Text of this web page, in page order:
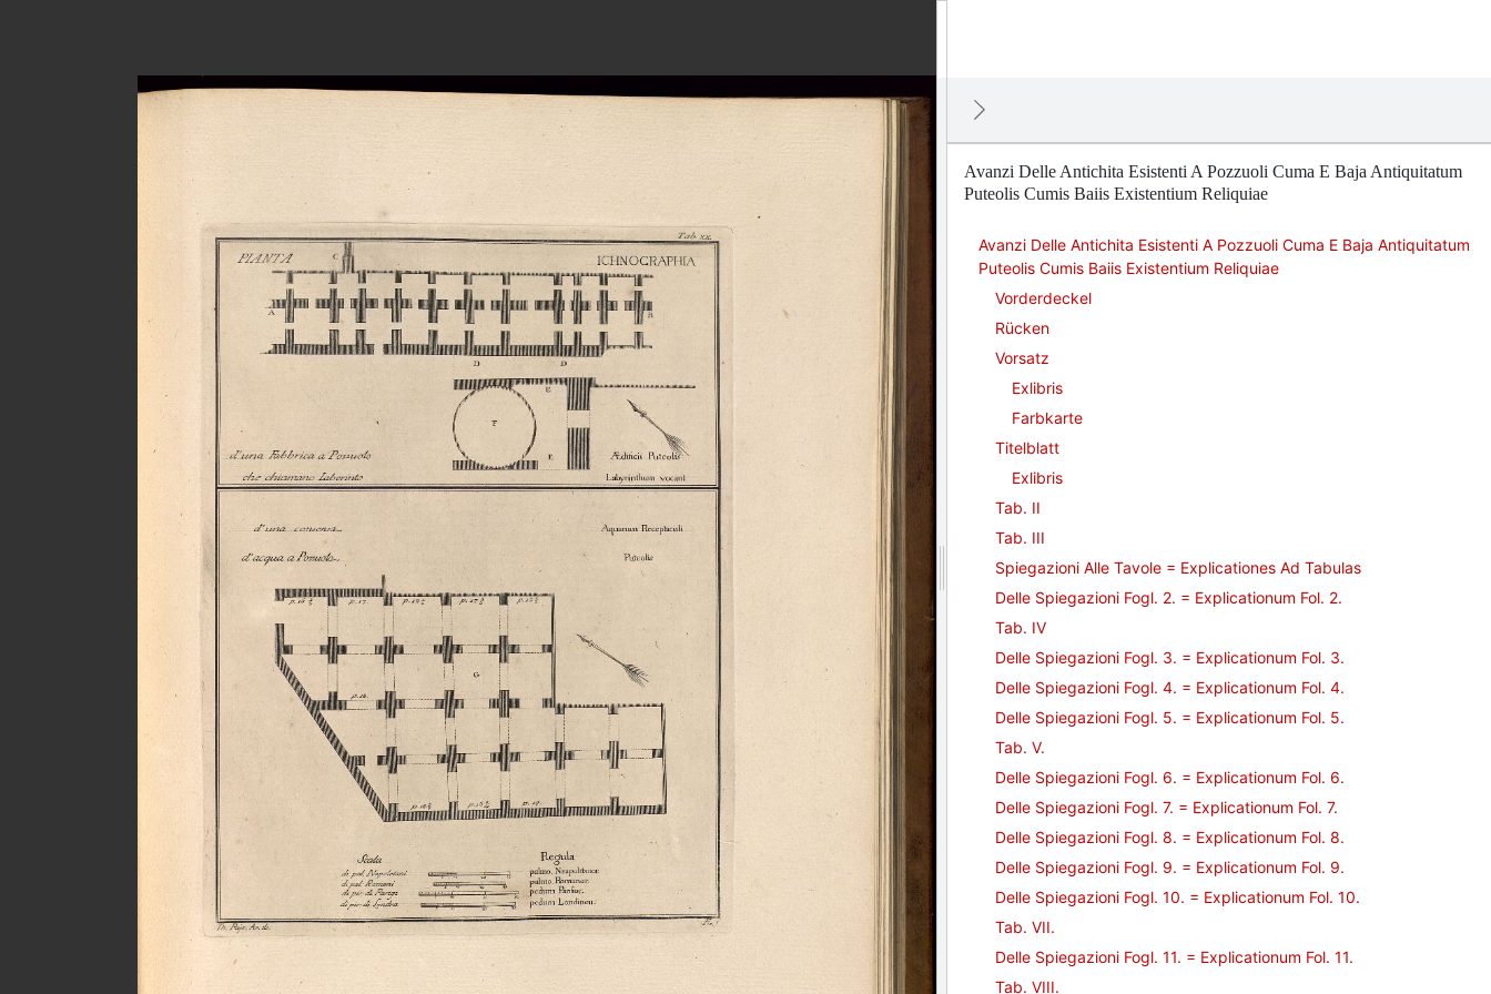
Avanzi Delle Antichita Esistenti A Pozzuoli Cuma E Baja Antiquitatum
Puteolis Cumis Baiis Existentium Reliquiae
Avanzi Delle Antichita Esistenti A Pozzuoli Cuma E Baja Antiquitatum
Puteolis Cumis Baiis Existentium Reliquiae
Vorderdeckel
Rücken
Vorsatz
Exlibris
Farbkarte
Titelblatt
Exlibris
Tab. II
Tab. III
Spiegazioni Alle Tavole = Explicationes Ad Tabulas
Delle Spiegazioni Fogl. 2. = Explicationum Fol. 2.
Tab. IV
Delle Spiegazioni Fogl. 3. = Explicationum Fol. 3.
Delle Spiegazioni Fogl. 4. = Explicationum Fol. 4.
Delle Spiegazioni Fogl. 5. = Explicationum Fol. 5.
Tab. V.
Delle Spiegazioni Fogl. 6. = Explicationum Fol. 6.
Delle Spiegazioni Fogl. 7. = Explicationum Fol. 7.
Delle Spiegazioni Fogl. 8. = Explicationum Fol. 8.
Delle Spiegazioni Fogl. 9. = Explicationum Fol. 9.
Delle Spiegazioni Fogl. 10. = Explicationum Fol. 10.
Tab. VII.
Delle Spiegazioni Fogl. 11. = Explicationum Fol. 11.
Tab. VIII.